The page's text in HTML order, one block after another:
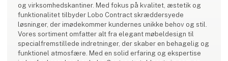
og virksomhedskantiner. Med fokus på kvalitet, æstetik og
funktionalitet tilbyder Lobo Contract skræddersyede
løsninger, der imødekommer kundernes unikke behov og stil.
Vores sortiment omfatter alt fra elegant møbeldesign til
specialfremstillede indretninger, der skaber en behagelig og
funktionel atmosfære. Med en solid erfaring og ekspertise